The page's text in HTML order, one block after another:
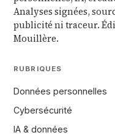
Analyses signées,
publicité ni traceur.
Mouillère.
RUBRIQUES
Données personnelles
Cybersécurité
IA & données